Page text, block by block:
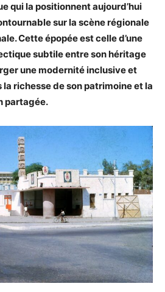
qui la positionnent aujourd’hui
sur la scène régionale
Cette épopée est celle d’une
subtile entre son héritage
une modernité inclusive et
richesse de son patrimoine et la
partagée.